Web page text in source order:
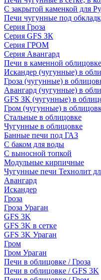
С закрытой каменкой для
Печи чугунные под
Серия Гроза
Серия GFS ЗК
Серия ГРОМ
Серия Авангард
Печи в каменной облицовке
Искандер (чугунные) в
Гроза (чугунные) в
Авангард (чугунные) в
GFS ЗК (чугунные) в
Гром (чугунные) в
Стальные в облицовке
Чугунные в облицовке
Банные печи под ГАЗ
С баком для воды
С выносной топкой
Модульные кирпичные
Чугунные печи Технолит
Авангард
Искандер
Гроза
Гроза Ураган
GFS 3K
GFS 3K в сетке
GFS 3K Ураган
Гром
Гром Ураган
Печи в облицовке / Гроза
Печи в облицовке / GFS 3K